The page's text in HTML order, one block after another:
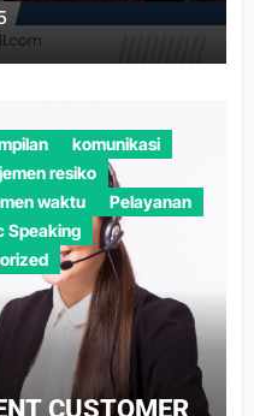
komunikasi
resiko
waktu
Pelayanan
Speaking
CUSTOMER